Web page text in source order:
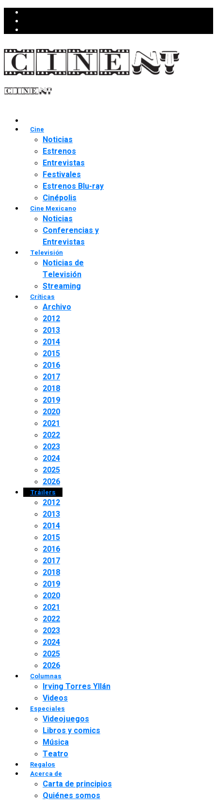
Cine
Noticias
Estrenos
Entrevistas
Festivales
Estrenos Blu-ray
Cinépolis
Cine Mexicano
Noticias
Conferencias y
Entrevistas
Televisión
Noticias de
Televisión
Streaming
Críticas
Archivo
2012
2013
2014
2015
2016
2017
2018
2019
2020
2021
2022
2023
2024
2025
2026
Tráilers
2012
2013
2014
2015
2016
2017
2018
2019
2020
2021
2022
2023
2024
2025
2026
Columnas
Irving Torres Yllán
Videos
Especiales
Videojuegos
Libros y comics
Música
Teatro
Regalos
Acerca de
Carta de principios
Quiénes somos